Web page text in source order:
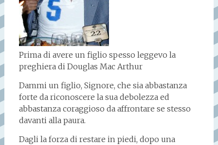
Prima di avere un figlio spesso leggevo la
preghiera di Douglas Mac Arthur
Dammi un figlio, Signore, che sia abbastanza
forte da riconoscere la sua debolezza ed
abbastanza coraggioso da affrontare se stesso
davanti alla paura.
Dagli la forza di restare in piedi, dopo una